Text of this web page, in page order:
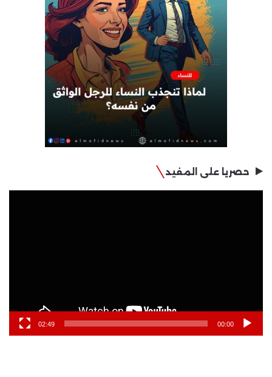
حصريا على المفيد
00:00
02:49